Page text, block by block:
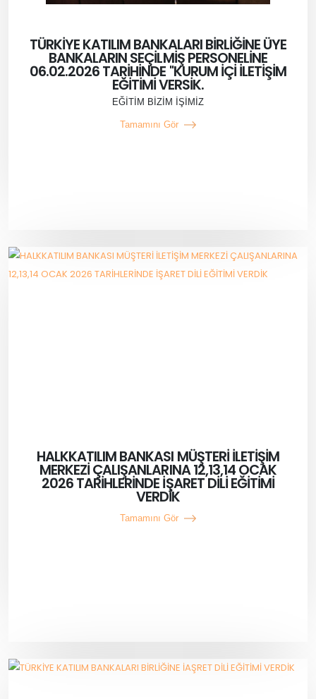
TÜRKİYE KATILIM BANKALARI BİRLİĞİNE ÜYE
BANKALARIN SEÇİLMİŞ PERSONELİNE
06.02.2026 TARİHİNDE "KURUM İÇİ İLETİŞİM
EĞİTİMİ VERSİK.
EĞİTİM BİZİM İŞİMİZ
Tamamını Gör
HALKKATILIM BANKASI MÜŞTERİ İLETİŞİM
MERKEZİ ÇALIŞANLARINA 12,13,14 OCAK
2026 TARİHLERİNDE İŞARET DİLİ EĞİTİMİ
VERDİK
Tamamını Gör